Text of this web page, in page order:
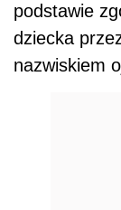
podstawie
dziecka
nazwiskiem